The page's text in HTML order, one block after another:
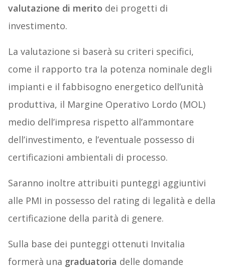
valutazione di merito dei progetti di
investimento.
La valutazione si baserà su criteri specifici,
come il rapporto tra la potenza nominale degli
impianti e il fabbisogno energetico dell’unità
produttiva, il Margine Operativo Lordo (MOL)
medio dell’impresa rispetto all’ammontare
dell’investimento, e l’eventuale possesso di
certificazioni ambientali di processo.
Saranno inoltre attribuiti punteggi aggiuntivi
alle PMI in possesso del rating di legalità e della
certificazione della parità di genere.
Sulla base dei punteggi ottenuti Invitalia
formerà una graduatoria delle domande